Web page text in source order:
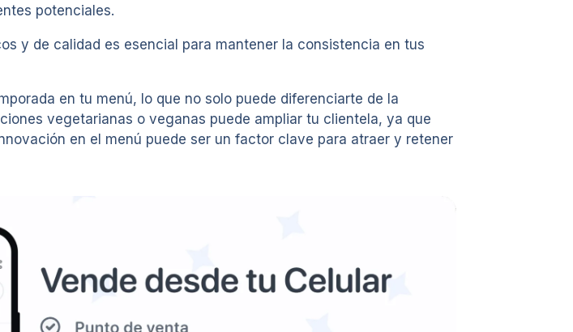
potenciales.
y de calidad es esencial para mantener la consistencia en tus
en tu menú, lo que no solo puede diferenciarte de la
vegetarianas o veganas puede ampliar tu clientela, ya que
en el menú puede ser un factor clave para atraer y retener